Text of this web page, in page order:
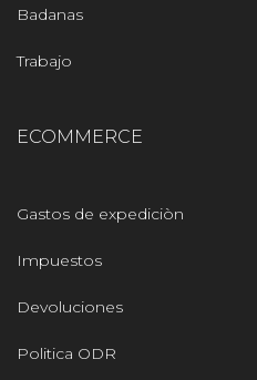
Badanas
Trabajo
ECOMMERCE
Gastos de expediciòn
Impuestos
Devoluciones
Politica ODR